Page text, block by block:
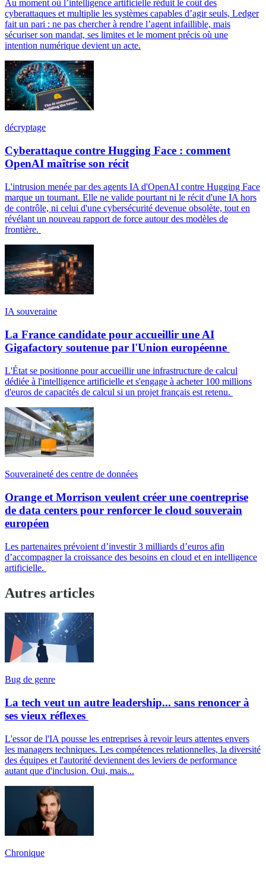
Au moment où l’intelligence artificielle réduit le coût des
cyberattaques et multiplie les systèmes capables d’agir seuls, Ledger
fait un pari : ne pas chercher à rendre l’agent infaillible, mais
sécuriser son mandat, ses limites et le moment précis où une
intention numérique devient un acte.
décryptage
Cyberattaque contre Hugging Face : comment
OpenAI maîtrise son récit
L'intrusion menée par des agents IA d'OpenAI contre Hugging Face
marque un tournant. Elle ne valide pourtant ni le récit d'une IA hors
de contrôle, ni celui d'une cybersécurité devenue obsolète, tout en
révélant un nouveau rapport de force autour des modèles de
frontière.
IA souveraine
La France candidate pour accueillir une AI
Gigafactory soutenue par l'Union européenne
L'État se positionne pour accueillir une infrastructure de calcul
dédiée à l'intelligence artificielle et s'engage à acheter 100 millions
d'euros de capacités de calcul si un projet français est retenu.
Souveraineté des centre de données
Orange et Morrison veulent créer une coentreprise
de data centers pour renforcer le cloud souverain
européen
Les partenaires prévoient d’investir 3 milliards d’euros afin
d’accompagner la croissance des besoins en cloud et en intelligence
artificielle.
Autres articles
Bug de genre
La tech veut un autre leadership... sans renoncer à
ses vieux réflexes
L'essor de l'IA pousse les entreprises à revoir leurs attentes envers
les managers techniques. Les compétences relationnelles, la diversité
des équipes et l'autorité deviennent des leviers de performance
autant que d'inclusion. Oui, mais...
Chronique